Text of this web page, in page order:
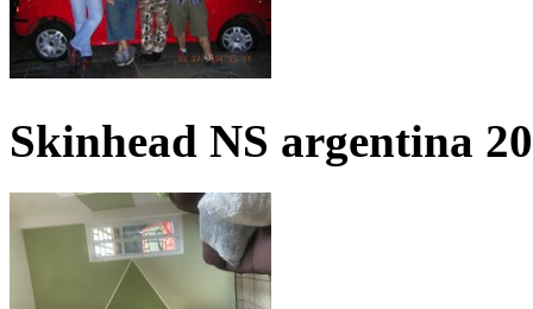
Skinhead NS argentina